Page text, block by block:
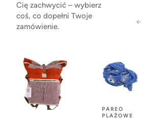
Cię zachwycić – wybierz
coś, co dopełni Twoje
zamówienie.
PAREO
PLAŻOWE